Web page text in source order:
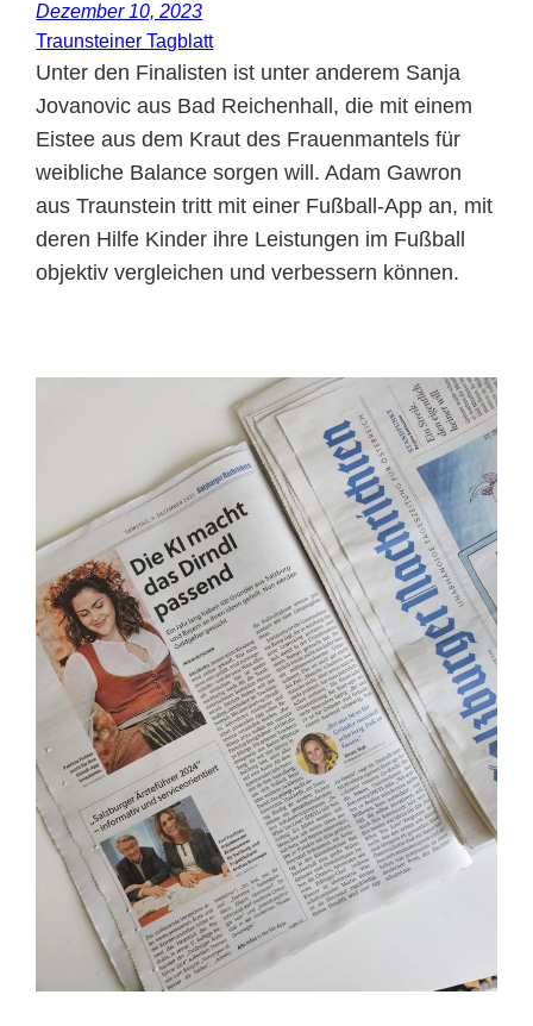
Dezember 10, 2023
Traunsteiner Tagblatt
Unter den Finalisten ist unter anderem Sanja
Jovanovic aus Bad Reichenhall, die mit einem
Eistee aus dem Kraut des Frauenmantels für
weibliche Balance sorgen will. Adam Gawron
aus Traunstein tritt mit einer Fußball-App an, mit
deren Hilfe Kinder ihre Leistungen im Fußball
objektiv vergleichen und verbessern können.